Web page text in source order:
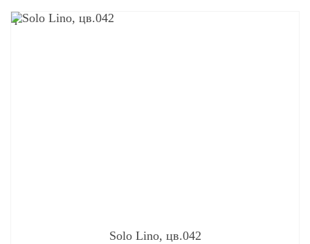
q
Solo Lino, цв.042